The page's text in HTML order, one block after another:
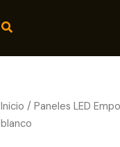
Inicio /Paneles LED
blanco